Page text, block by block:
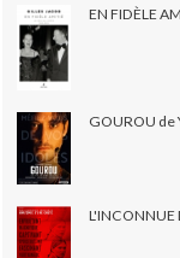
EN FIDÈLE
GOUROU de
L'INCONNUE